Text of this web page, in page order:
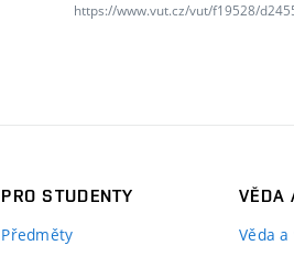
https://www.vut.cz/vut/f19528/
PRO STUDENTY
Předměty
VĚDA
Věda a